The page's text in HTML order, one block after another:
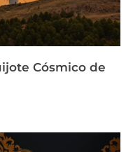
Cósmico de